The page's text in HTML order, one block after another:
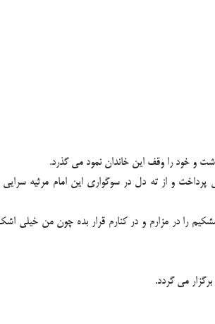
و خود را وقف این خاندان نمود می گذرد.
و از ته دل در سوگواری این امام مرثیه سرایی
را در مزارم و در کنارم قرار بده چون من خیلی